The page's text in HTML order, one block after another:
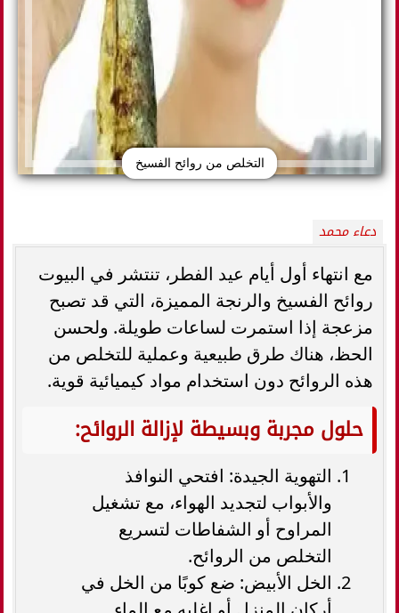
التخلص من روائح الفسيخ
دعاء محمد
مع انتهاء أول أيام عيد الفطر، تنتشر في البيوت
روائح الفسيخ والرنجة المميزة، التي قد تصبح
مزعجة إذا استمرت لساعات طويلة. ولحسن
الحظ، هناك طرق طبيعية وعملية للتخلص من
هذه الروائح دون استخدام مواد كيميائية قوية.
حلول مجربة وبسيطة لإزالة الروائح:
التهوية الجيدة: افتحي النوافذ
والأبواب لتجديد الهواء، مع تشغيل
المراوح أو الشفاطات لتسريع
التخلص من الروائح.
الخل الأبيض: ضع كوبًا من الخل في